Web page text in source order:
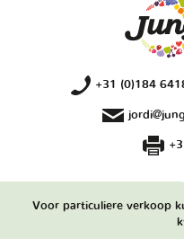
+31 (0)184
Voor particuliere verkoop